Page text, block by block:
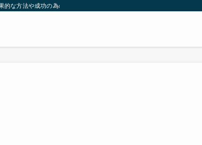
な方法や成功の為の秘訣等。太ったり悩んでいる方々が簡単に痩せる